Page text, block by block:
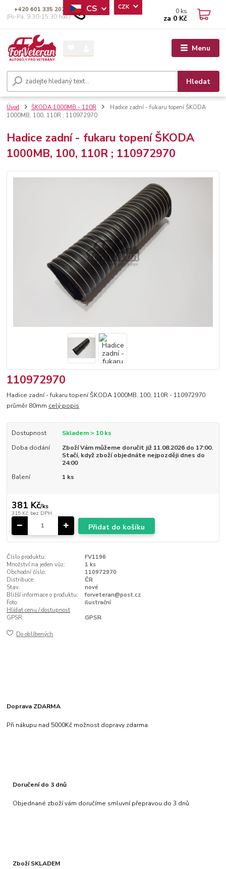
Menu
CS CZK
Hledat
+420 601 335 207
(Po-Pá, 9:30-15:30 hod.)
0 ks
za 0 Kč
Úvod ŠKODA 1000MB - 110R
Hadice zadní - fukaru topení ŠKODA
1000MB, 100, 110R ; 110972970
Hadice zadní - fukaru topení ŠKODA
1000MB, 100, 110R ; 110972970
110972970
Hadice zadní - fukaru topení ŠKODA 1000MB, 100, 110R - 110972970
průměr 80mm celý popis
Dostupnost
Skladem > 10 ks
Doba dodání
Zboží Vám můžeme doručit již 11.08.2026 do 17:00.
Stačí, když zboží objednáte nejpozději dnes do
24:00
Balení
1 ks
381 Kč/ks
315 Kč bez DPH
Přidat do košíku
Číslo produktu:
FV1196
Množství na jeden vůz:
1 ks
Obchodní číslo:
110972970
Distribuce:
ČR
Stav:
nové
Bližší informace o produktu:
forveteran@post.cz
Foto:
ilustrační
Hlídat cenu / dostupnost
GPSR:
GPSR
Do oblíbených
Doprava ZDARMA
Při nákupu nad 5000Kč možnost dopravy zdarma.
Doručení do 3 dnů
Objednané zboží vám doručíme smluvní přepravou do 3 dnů.
Zboží SKLADEM